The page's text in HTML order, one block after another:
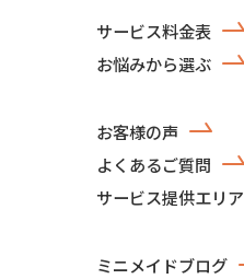
サービス料金表
お悩みから選ぶ
お客様の声
よくあるご質問
サービス提供エリア
ミニメイドブログ